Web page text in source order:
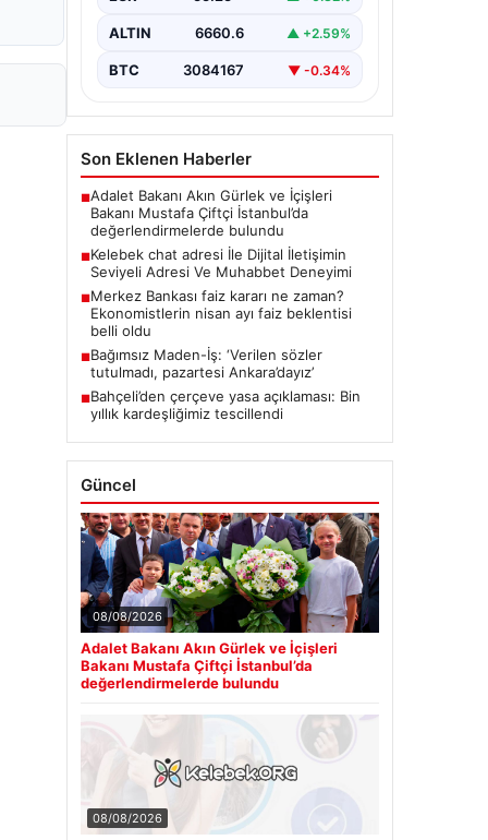
biçimde irtibat oluşturması büyük bir
çeşitli…
ALTIN 6660.6 ▲ +2.59%
BTC 3084167 ▼ -0.34%
Son Eklenen Haberler
■Adalet Bakanı Akın Gürlek ve İçişleri
Bakanı Mustafa Çiftçi İstanbul’da
değerlendirmelerde bulundu
■Kelebek chat adresi İle Dijital İletişimin
Seviyeli Adresi Ve Muhabbet Deneyimi
■Merkez Bankası faiz kararı ne zaman?
Ekonomistlerin nisan ayı faiz beklentisi
belli oldu
■Bağımsız Maden-İş: ‘Verilen sözler
tutulmadı, pazartesi Ankara’dayız’
■Bahçeli’den çerçeve yasa açıklaması: Bin
yıllık kardeşliğimiz tescillendi
Güncel
08/08/2026
Adalet Bakanı Akın Gürlek ve İçişleri
Bakanı Mustafa Çiftçi İstanbul’da
değerlendirmelerde bulundu
08/08/2026